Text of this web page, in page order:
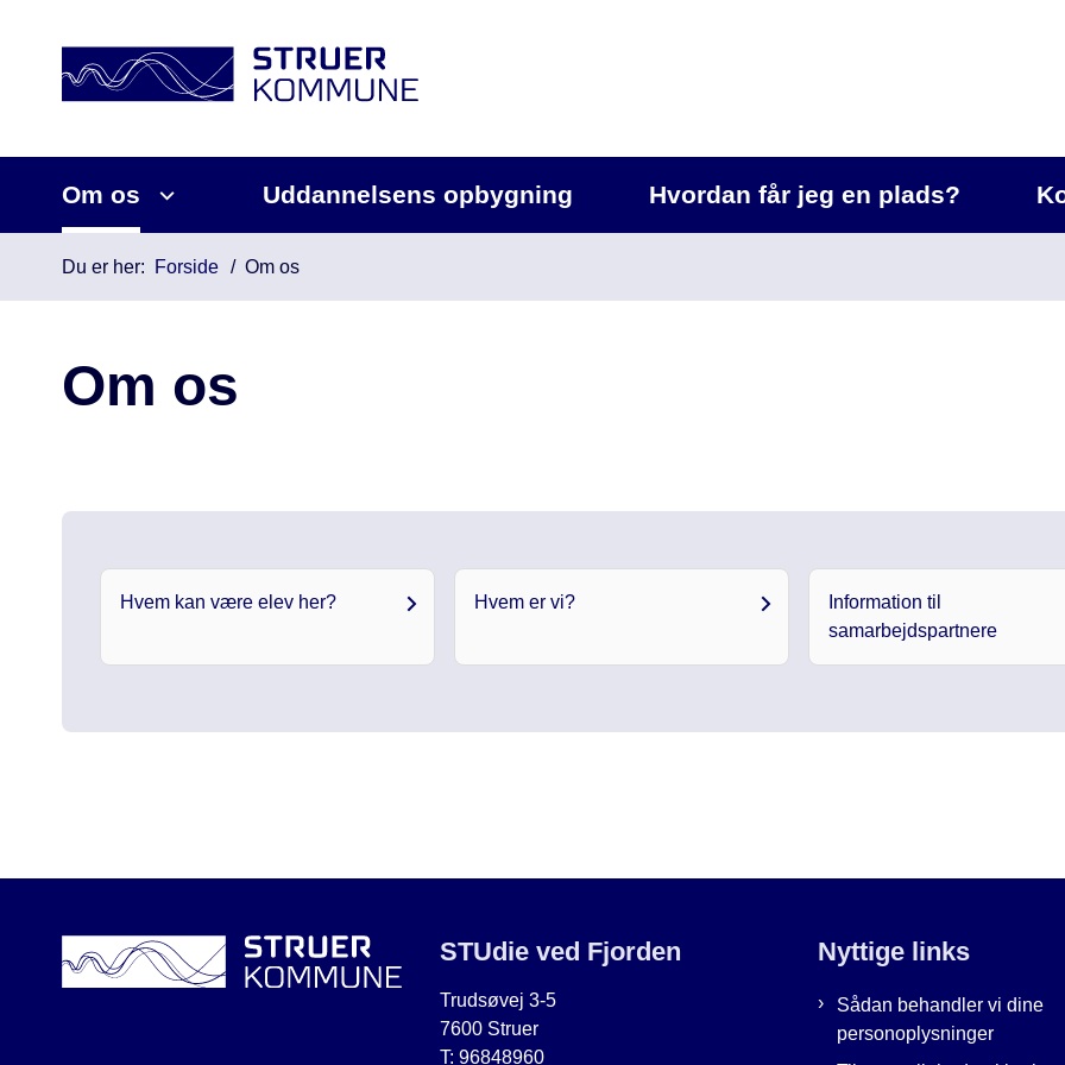
Om os Uddannelsens opbygning Hvordan får jeg en plads?
Du er her: Forside Om os
Om os
Hvem kan være elev her? Hvem er vi?
Information til
samarbejdspartnere
STUdie ved Fjorden
Trudsøvej 3-5
7600 Struer
T: 96848960
Nyttige links
Sådan behandler vi dine
personoplysninger